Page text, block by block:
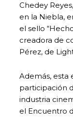
Chedey
en la Niebla,
el sello
creadora de
Pérez, de
Además, esta
participación
industria
el Encuentro